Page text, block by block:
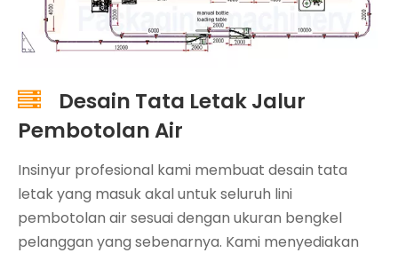

Desain Tata Letak Jalur
Pembotolan Air
Insinyur profesional kami membuat desain tata
letak yang masuk akal untuk seluruh lini
pembotolan air sesuai dengan ukuran bengkel
pelanggan yang sebenarnya. Kami menyediakan